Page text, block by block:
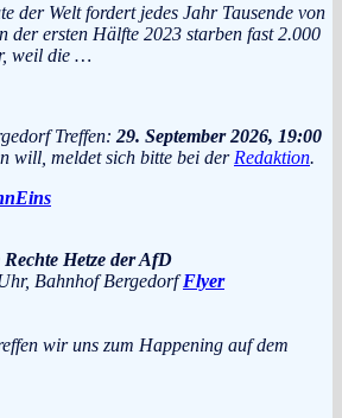
der Welt fordert jedes Jahr Tausende von
der ersten Hälfte 2023 starben fast 2.000
weil die …
Treffen: 29. September 2026, 19:00
will, meldet sich bitte bei der Redaktion.
Hetze der AfD
Bahnhof BergedorfFlyer
wir uns zum Happening auf dem